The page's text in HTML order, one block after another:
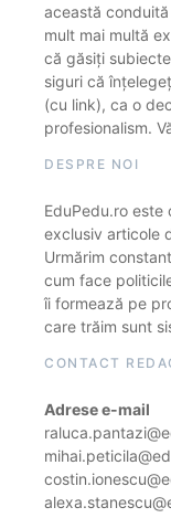
această
mult mai multă
că găsiți
siguri că
(cu link), ca o
profesionalism.
DESPRE NOI
EduPedu.ro
exclusiv articole
Urmărim
cum face
îi formează pe
care trăim sunt
CONTACT
Adrese e-mail